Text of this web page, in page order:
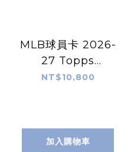
MLB球員卡 2026-
27 Topps
Baseball Series
NT$10,800
加入購物車